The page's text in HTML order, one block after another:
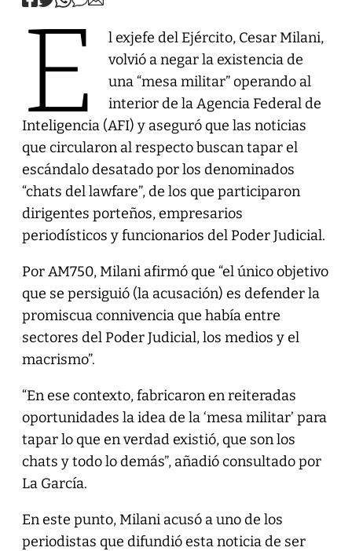
E
l exjefe del Ejército, Cesar Milani,
volvió a negar la existencia de
una “mesa militar” operando al
interior de la Agencia Federal de
Inteligencia (AFI) y aseguró que las noticias
que circularon al respecto buscan tapar el
escándalo desatado por los denominados
“chats del lawfare”, de los que participaron
dirigentes porteños, empresarios
periodísticos y funcionarios del Poder Judicial.
Por AM750, Milani afirmó que “el único objetivo
que se persiguió (la acusación) es defender la
promiscua connivencia que había entre
sectores del Poder Judicial, los medios y el
macrismo”.
“En ese contexto, fabricaron en reiteradas
oportunidades la idea de la ‘mesa militar’ para
tapar lo que en verdad existió, que son los
chats y todo lo demás”, añadió consultado por
La García.
En este punto, Milani acusó a uno de los
periodistas que difundió esta noticia de ser